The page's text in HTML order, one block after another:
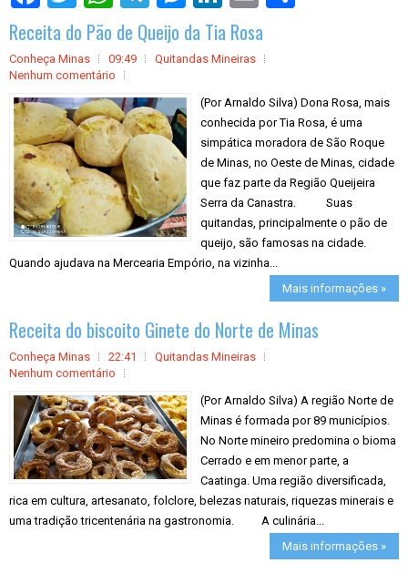
Receita do Pão de Queijo da Tia Rosa
Conheça Minas 09:49
Quitandas Mineiras
Nenhum comentário
(Por Arnaldo Silva) Dona Rosa, mais
conhecida por Tia Rosa, é uma
simpática moradora de São Roque
de Minas, no Oeste de Minas, cidade
que faz parte da Região Queijeira
Serra da Canastra. Suas
quitandas, principalmente o pão de
queijo, são famosas na cidade.
Quando ajudava na Mercearia Empório, na vizinha...
Mais informações »
Receita do biscoito Ginete do Norte de Minas
Conheça Minas 22:41
Quitandas Mineiras
Nenhum comentário
(Por Arnaldo Silva) A região Norte de
Minas é formada por 89 municípios.
No Norte mineiro predomina o bioma
Cerrado e em menor parte, a
Caatinga. Uma região diversificada,
rica em cultura, artesanato, folclore, belezas naturais, riquezas minerais e
uma tradição tricentenária na gastronomia. A culinária...
Mais informações »